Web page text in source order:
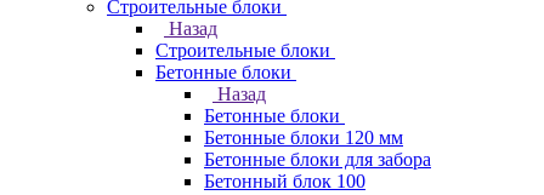
Строительные блоки
Назад
Строительные блоки
Бетонные блоки
Назад
Бетонные блоки
Бетонные блоки 120 мм
Бетонные блоки для забора
Бетонный блок 100